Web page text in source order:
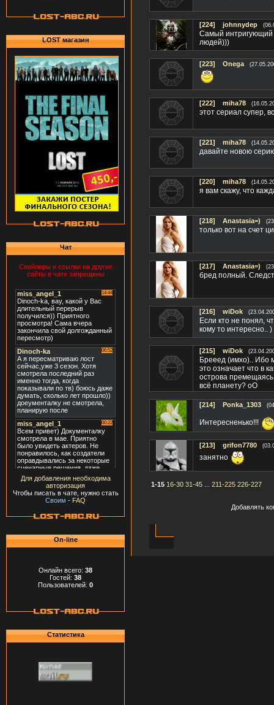
LOST магазин
Чат
Спойлеры и ссылки на другие
сайты в чате запрещены
Для добавления необходима
авторизация
Чтобы писать в чате, нужно стать
Своим - FAQ
On-line
Онлайн всего: 38
Гостей: 38
Пользователей: 0
Статистика
[224] johnnydep
Самый интригующий
людей)))
[223] Onega
[222] miha78
этот сериал супер,
[221] miha78
давайте новою
[220] miha78
я вам скажу, что
[218] Anastasia=)
только вот на счет
[217] Anastasia=)
бред полный.
[216] wiDok
Если кто не понял,
кому то интересно.. )
[215] wiDok
Брееед (имхо).. Ибо
это означает что в
острова
всё планету? оО
[214] Ponka_1303
Интересненько!!!
[213] grifon7780
занятно
1-15 16-30 31-45 211-225 226-227
Добавлять